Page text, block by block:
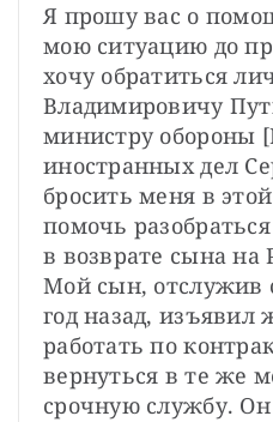
Я прошу вас о
мою ситуацию до
хочу обратиться
Владимировичу
министру обороны
иностранных дел
бросить меня в
помочь
в возврате сына на
Мой сын, отслужив
год назад, изъявил
работать по
вернуться в те же
срочную службу.